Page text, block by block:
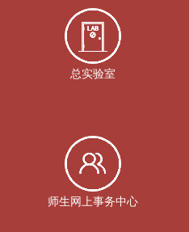
总实验室
师生网上事务中心